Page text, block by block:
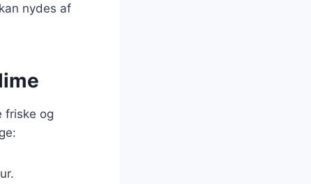
nydes af
friske og